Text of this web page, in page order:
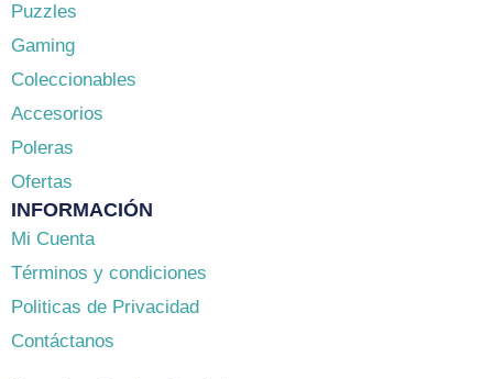
Puzzles
Gaming
Coleccionables
Accesorios
Poleras
Ofertas
INFORMACIÓN
Mi Cuenta
Términos y condiciones
Politicas de Privacidad
Contáctanos